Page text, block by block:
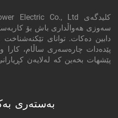
سەوزی هەواڵداری باش بۆ
دابین دەکات. توانای
پێدەدات چارەسەری ساڵام،
پێشهات بخەین کە لەلایەن
بەستەری